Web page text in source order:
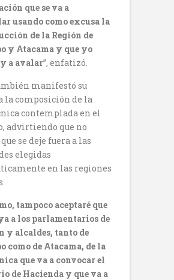
que se va a
usando como excusa la
de la Región de
y Atacama y que yo
a avalar”, enfatizó.
manifestó su
la composición de la
contemplada en el
advirtiendo que no
se deje fuera a las
elegidas
en las regiones
tampoco aceptaré que
a los parlamentarios de
y alcaldes, tanto de
como de Atacama, de la
que va a convocar el
de Hacienda y que va a